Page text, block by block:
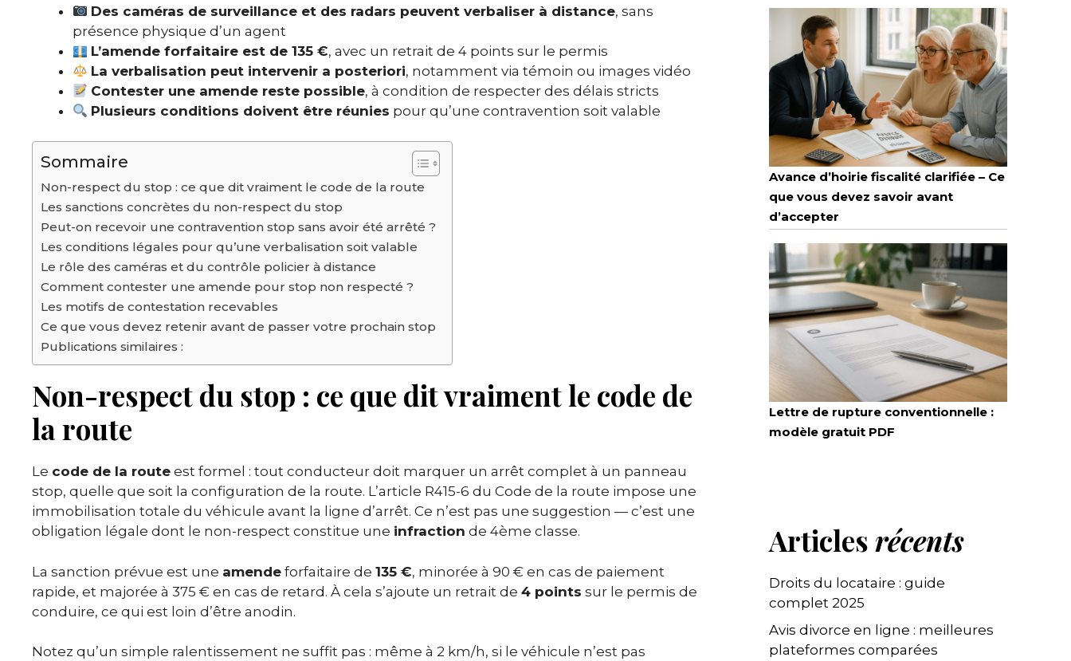
Des caméras de surveillance et des radars peuvent verbaliser à distance, sans
présence physique d’un agent
L’amende forfaitaire est de 135 €, avec un retrait de 4 points sur le permis
La verbalisation peut intervenir a posteriori, notamment via témoin ou images vidéo
Contester une amende reste possible, à condition de respecter des délais stricts
Plusieurs conditions doivent être réunies pour qu’une contravention soit valable
Sommaire
Non-respect du stop : ce que dit vraiment le code de la route
Les sanctions concrètes du non-respect du stop
Peut-on recevoir une contravention stop sans avoir été arrêté ?
Les conditions légales pour qu’une verbalisation soit valable
Le rôle des caméras et du contrôle policier à distance
Comment contester une amende pour stop non respecté ?
Les motifs de contestation recevables
Ce que vous devez retenir avant de passer votre prochain stop
Publications similaires :
Non-respect du stop : ce que dit vraiment le code de
la route
Le code de la route est formel : tout conducteur doit marquer un arrêt complet à un panneau
stop, quelle que soit la configuration de la route. L’article R415-6 du Code de la route impose une
immobilisation totale du véhicule avant la ligne d’arrêt. Ce n’est pas une suggestion — c’est une
obligation légale dont le non-respect constitue une infraction de 4ème classe.
La sanction prévue est une amende forfaitaire de 135 €, minorée à 90 € en cas de paiement
rapide, et majorée à 375 € en cas de retard. À cela s’ajoute un retrait de 4 points sur le permis de
conduire, ce qui est loin d’être anodin.
Notez qu’un simple ralentissement ne suffit pas : même à 2 km/h, si le véhicule n’est pas
Avance d’hoirie fiscalité clarifiée – Ce
que vous devez savoir avant
d’accepter
Lettre de rupture conventionnelle :
modèle gratuit PDF
Articles récents
Droits du locataire : guide
complet 2025
Avis divorce en ligne : meilleures
plateformes comparées